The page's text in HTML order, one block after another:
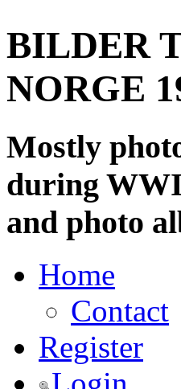
BILDER
NORGE
Mostly
during
and photo
Home
Contact
Register